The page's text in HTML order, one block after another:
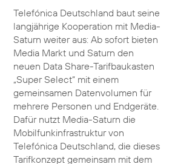
Telefónica Deutschland baut seine
langjährige Kooperation mit Media-
Saturn weiter aus: Ab sofort bieten
Media Markt und Saturn den
neuen Data Share-Tarifbaukasten
„Super Select“ mit einem
gemeinsamen Datenvolumen für
mehrere Personen und Endgeräte.
Dafür nutzt Media-Saturn die
Mobilfunkinfrastruktur von
Telefónica Deutschland, die dieses
Tarifkonzept gemeinsam mit dem